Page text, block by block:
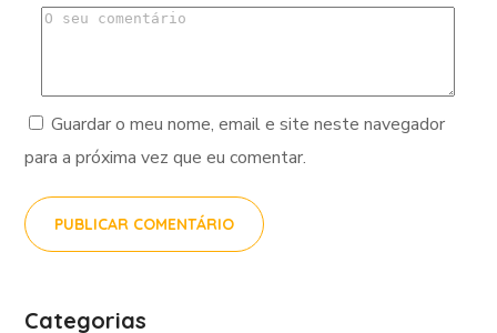
Guardar o meu nome, email e site neste navegador
para a próxima vez que eu comentar.
Categorias